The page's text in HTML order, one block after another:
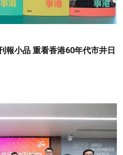
報小品 重看香港60年代市井日